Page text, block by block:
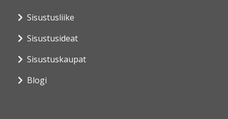
Sisustusliike
Sisustusideat
Sisustuskaupat
Blogi